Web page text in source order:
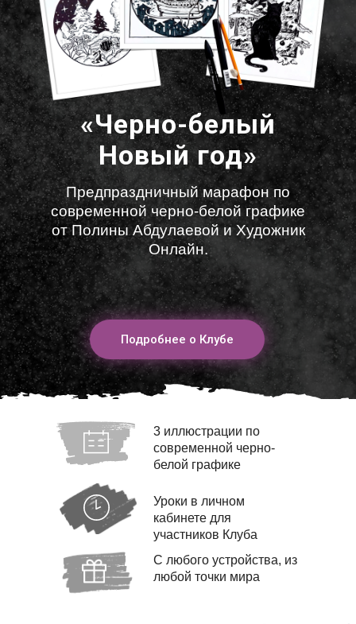
«Черно-белый
Новый год»
3 иллюстрации по
современной черно-
белой графике
Уроки в личном
кабинете для
участников Клуба
С любого устройства, из
любой точки мира
Подробнее о Клубе
Предпраздничный марафон по
современной черно-белой графике
от Полины Абдулаевой и Художник
Онлайн.